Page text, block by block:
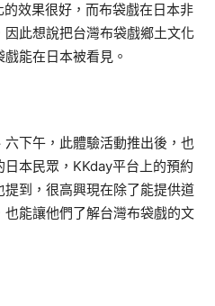
效果很好，而布袋戲在日本非
此想說把台灣布袋戲鄉土文化
能在日本被看見。
下午，此體驗活動推出後，也
本民眾，KKday平台上的預約
到，很高興現在除了能提供道
能讓他們了解台灣布袋戲的文